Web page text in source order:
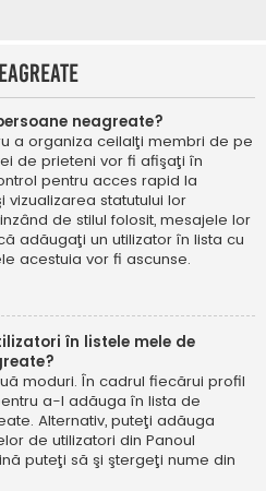
neagreate?
a organiza ceilalţi membri de pe
de prieteni vor fi afişaţi în
pentru acces rapid la
statutului lor
de stilul folosit, mesajele lor
adăugaţi un utilizator în lista cu
acestuia vor fi ascunse.
în listele mele de
moduri. În cadrul fiecărui profil
a-l adăuga în lista de
Alternativ, puteţi adăuga
de utilizatori din Panoul
puteţi să şi ştergeţi nume din